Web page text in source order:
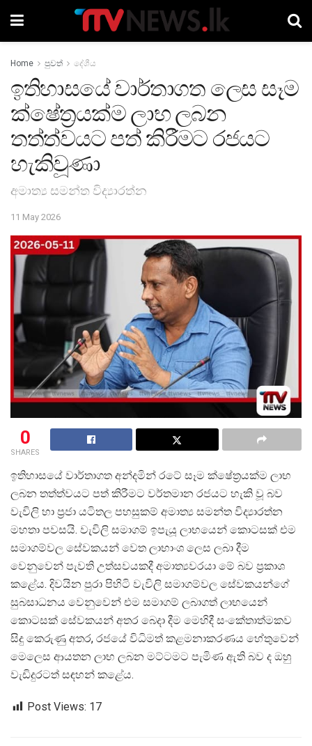
Home පුවත් දේශීය
ඉතිහාසයේ වාර්තාගත ලෙස සෑම
ක්ෂේත්‍රයක්ම ලාභ ලබන
තත්ත්වයට පත් කිරීමට රජයට
හැකිවූණා
අමාත්‍ය සමන්ත විද්‍යාරත්න
11 May 2026
0
SHARES
ඉතිහාසයේ වාර්තාගත අන්දමින් රටේ සෑම ක්ෂේත්රයක්ම ලාභ
ලබන තත්ත්වයට පත් කිරීමට වර්තමාන රජයට හැකි වූ බව
වැවිලි හා ප්රජා යටිතල පහසුකම් අමාත් ය සමන්ත විද්යාරත්න
මහතා පවසයි. වැවිලි සමාගම් ඉපැයූ ලාභයෙන් කොටසක් එම
සමාගම්වල සේවකයන් වෙත ලාභාංශ ලෙස ලබා දීම
වෙනුවෙන් පැවති උත්සවයකදී අමාත්යවරයා මේ බව ප්රකාශ
කළේය. දිවයින පුරා පිහිටි වැවිලි සමාගම්වල සේවකයන්ගේ
සුබසාධනය වෙනුවෙන් එම සමාගම් ලබාගත් ලාභයෙන්
කොටසක් සේවකයන් අතර බෙදා දීම මෙහිදී සංකේතාත්මකව
සිදු කෙරුණු අතර, රජයේ විධිමත් කළමනාකරණය හේතුවෙන්
මෙලෙස ආයතන ලාභ ලබන මට්ටමට පැමිණ ඇති බව ද ඔහු
වැඩිදුරටත් සඳහන් කළේය.
Post Views: 17